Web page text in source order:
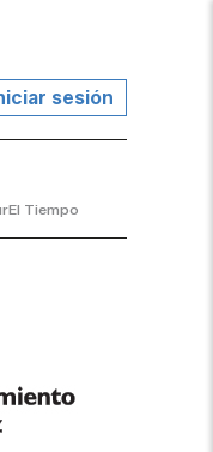
sesión
El Tiempo